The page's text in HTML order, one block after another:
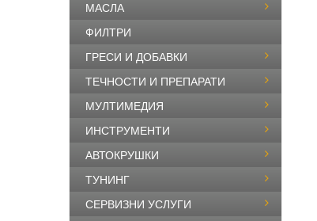
МАСЛА
ФИЛТРИ
ГРЕСИ И ДОБАВКИ
ТЕЧНОСТИ И ПРЕПАРАТИ
МУЛТИМЕДИЯ
ИНСТРУМЕНТИ
АВТОКРУШКИ
ТУНИНГ
СЕРВИЗНИ УСЛУГИ